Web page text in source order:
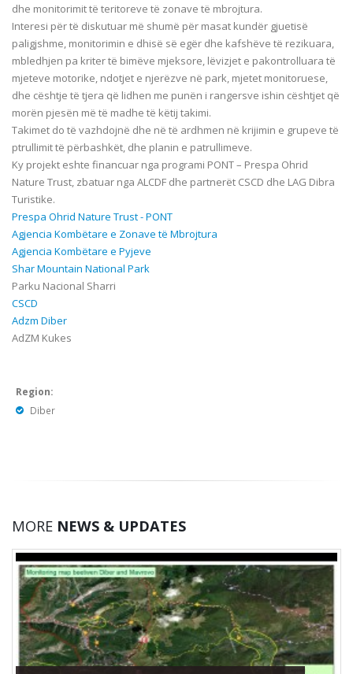
dhe monitorimit të teritoreve të zonave të mbrojtura.
Interesi për të diskutuar më shumë për masat kundër gjuetisë
paligjshme, monitorimin e dhisë së egër dhe kafshëve të rezikuara,
mbledhjen pa kriter të bimëve mjeksore, lëvizjet e pakontrolluara të
mjeteve motorike, ndotjet e njerëzve në park, mjetet monitoruese,
dhe cështje të tjera që lidhen me punën i rangersve ishin cështjet që
morën pjesën më të madhe të këtij takimi.
Takimet do të vazhdojnë dhe në të ardhmen në krijimin e grupeve të
ptrullimit të përbashkët, dhe planin e patrullimeve.
Ky projekt eshte financuar nga programi PONT – Prespa Ohrid
Nature Trust, zbatuar nga ALCDF dhe partnerët CSCD dhe LAG Dibra
Turistike.
Prespa Ohrid Nature Trust - PONT
Agjencia Kombëtare e Zonave të Mbrojtura
Agjencia Kombëtare e Pyjeve
Shar Mountain National Park
Parku Nacional Sharri
CSCD
Adzm Diber
AdZM Kukes
Region:
Diber
MORE NEWS & UPDATES